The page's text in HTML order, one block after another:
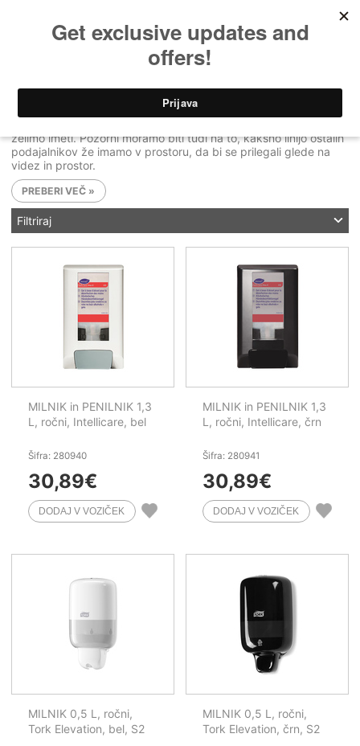
Potrošni material in podajalniki» Milniki
Milniki
želimo imeti. Pozorni moramo biti tudi na to, kakšno linijo ostalih
podajalnikov že imamo v prostoru, da bi se prilegali glede na
videz in prostor.
PREBERI VEČ »
Filtriraj
MILNIK in PENILNIK 1,3
L, ročni, Intellicare, bel
Šifra: 280940
30,89€
MILNIK in PENILNIK 1,3
L, ročni, Intellicare, črn
Šifra: 280941
30,89€
MILNIK 0,5 L, ročni,
Tork Elevation, bel, S2
MILNIK 0,5 L, ročni,
Tork Elevation, črn, S2